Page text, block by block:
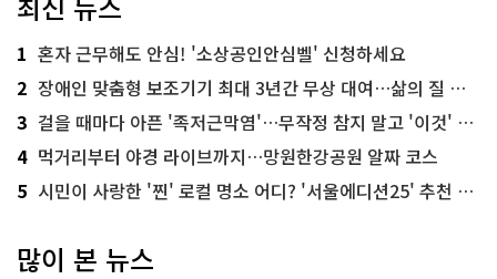
1 혼자 근무해도 안심! '소상공인안심벨' 신청하세요
2 장애인 맞춤형 보조기기 최대 3년간 무상 대여…삶의 질 높인다
3 걸을 때마다 아픈 '족저근막염'…무작정 참지 말고 '이것' 해보세요!
4 먹거리부터 야경 라이브까지…망원한강공원 알짜 코스
5 시민이 사랑한 '찐' 로컬 명소 어디? '서울에디션25' 추천 코스
많이 본 뉴스